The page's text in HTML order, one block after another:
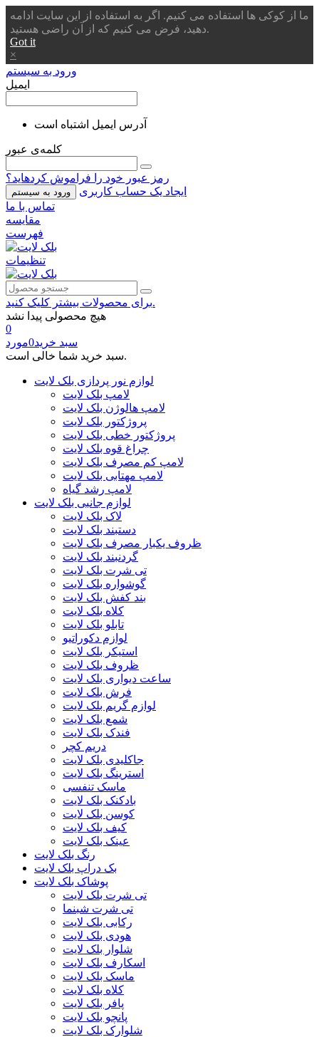
ما از کوکی ها استفاده می کنیم. اگر به استفاده از این سایت ادامه
دهید، فرض می کنیم که از آن راضی هستید.
Got it
×
ورود به سیستم
ایمیل
آدرس ایمیل اشتباه است
کلمه‌ی عبور
رمز عبور خود را فراموش کردهاید؟
ورود به سیستم
ایجاد یک حساب کاربری
تماس با ما
مقایسه
فهرست
تنظیمات
برای محصولات بیشتر کلیک کنید.
هیچ محصولی پیدا نشد
0
سبد خرید0مورد
سبد خرید شما خالی است.
لوازم نور پردازی بلک لایت
لامپ بلک لایت
لامپ هالوژن بلک لایت
پروژکتور بلک لایت
پروژکتور خطی بلک لایت
چراغ قوه بلک لایت
لامپ کم مصرف بلک لایت
لامپ مهتابی بلک لایت
لامپ رشد گیاه
لوازم جانبی بلک لایت
لاک بلک لایت
دستبند بلک لایت
ظروف یکبار مصرف بلک لایت
گردنبند بلک لایت
تی شرت بلک لایت
گوشواره بلک لایت
بند کفش بلک لایت
کلاه بلک لایت
تابلو بلک لایت
لوازم دکوراتیو
استیکر بلک لایت
ظروف بلک لایت
ساعت دیواری بلک لایت
فرش بلک لایت
لوازم گریم بلک لایت
شمع بلک لایت
فندک بلک لایت
دریم کچر
جاکلیدی بلک لایت
استرینگ بلک لایت
ماسک تنفسی
بادکنک بلک لایت
کوسن بلک لایت
کیف بلک لایت
عینک بلک لایت
رنگ بلک لایت
بک دراپ بلک لایت
پوشاک بلک لایت
تی شرت بلک لایت
تی شرت شبنما
رکابی بلک لایت
هودی بلک لایت
شلوار بلک لایت
اسکارف بلک لایت
ماسک بلک لایت
کلاه بلک لایت
پافر بلک لایت
پانچو بلک لایت
شلوارک بلک لایت